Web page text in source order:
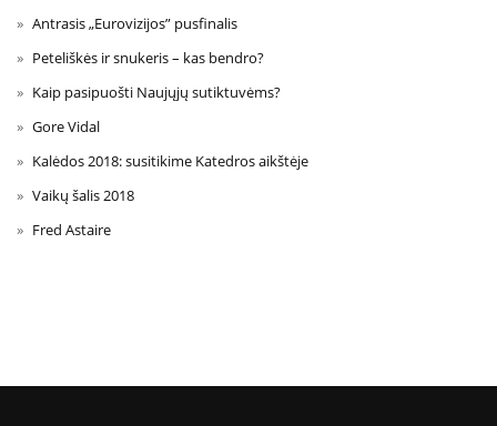
Antrasis „Eurovizijos” pusfinalis
Peteliškės ir snukeris – kas bendro?
Kaip pasipuošti Naujųjų sutiktuvėms?
Gore Vidal
Kalėdos 2018: susitikime Katedros aikštėje
Vaikų šalis 2018
Fred Astaire